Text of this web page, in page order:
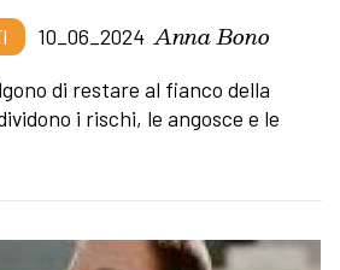
10_06_2024 Anna Bono
di restare al fianco della
i rischi, le angosce e le